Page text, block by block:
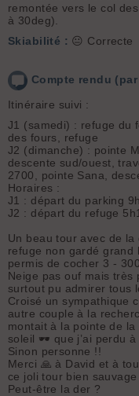
remontée vers le col
à 30deg).
Skiabilité : 😐 Correcte
Compte rendu
Itinéraire suivi :
J1 (samedi) : refuge du
des fours, refuge
J2 (dimanche) : pointe
descente sud/ouest,
2700, pointe Sana,
Horaires :
J1 : départ du parking
J2 : départ du refuge
Un beau tour avec de
refuge non gardé
permis de cocher 3 -
Neige pas ouf mais très
surtout pu admirer tous
Croisé un sympathique
autre couple à la
montait à la pointe de la
soleil 🕶️ que j’ai perdu
Sinon personne !!
Merci 🙏 à David et à
ce joli tour bien sauvage
Peut-être la der ?